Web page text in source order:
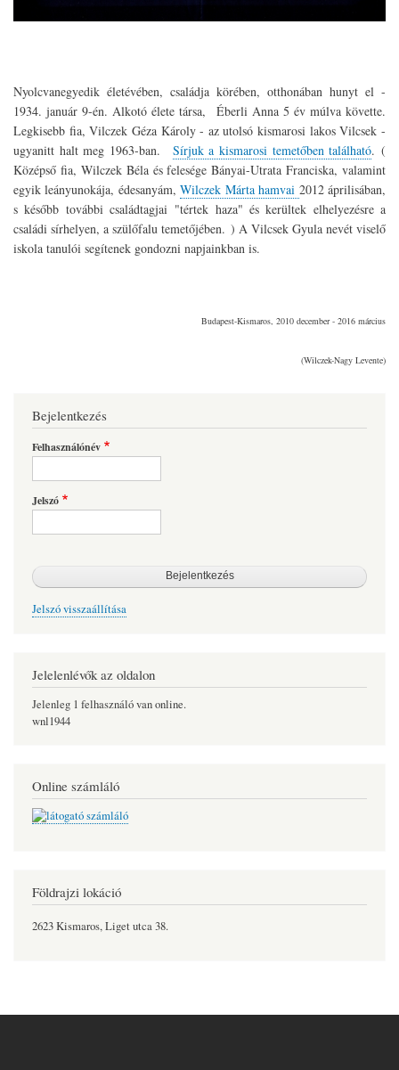
Nyolcvanegyedik életévében, családja körében, otthonában hunyt el -
1934. január 9-én. Alkotó élete társa, Éberli Anna 5 év múlva követte.
Legkisebb fia, Vilczek Géza Károly - az utolsó kismarosi lakos Vilcsek -
ugyanitt halt meg 1963-ban. Sírjuk a kismarosi temetőben található. (
Középső fia, Wilczek Béla és felesége Bányai-Utrata Franciska, valamint
egyik leányunokája, édesanyám,Wilczek Márta hamvai 2012 áprilisában,
s később további családtagjai "tértek haza" és kerültek elhelyezésre a
családi sírhelyen, a szülőfalu temetőjében. ) A Vilcsek Gyula nevét viselő
iskola tanulói segítenek gondozni napjainkban is.
Budapest-Kismaros, 2010 december - 2016 március
(Wilczek-Nagy Levente)
Bejelentkezés
Felhasználónév
Jelszó
Jelszó visszaállítása
Jelelenlévők az oldalon
Jelenleg 1 felhasználó van online.
wnl1944
Online számláló
Földrajzi lokáció
2623 Kismaros, Liget utca 38.